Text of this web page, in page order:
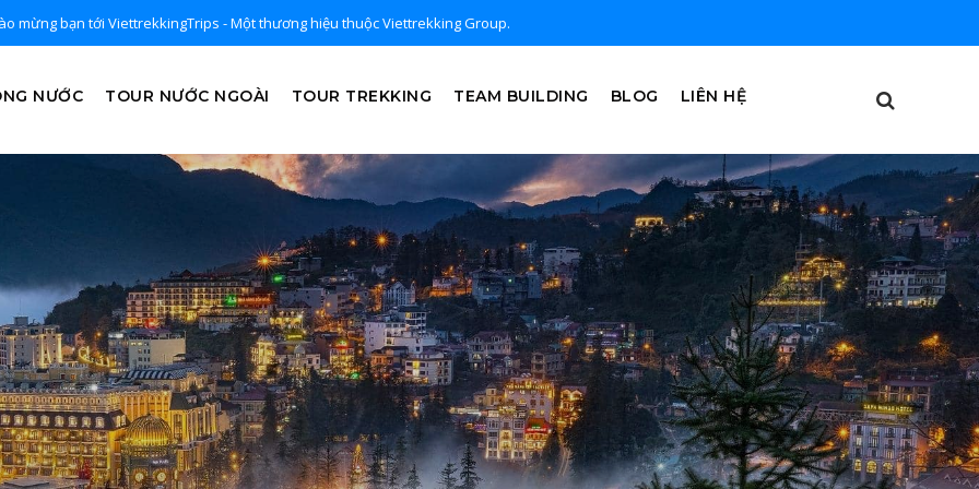
mừng bạn tới ViettrekkingTrips - Một thương hiệu thuộc Viettrekking Group.
NƯỚC TOUR NƯỚC NGOÀI TOUR TREKKING TEAM BUILDING BLOG LIÊN HỆ